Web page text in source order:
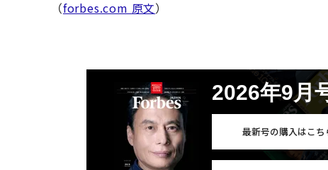
（forbes.com 原文）
2026年9月
最新号の購入はこち